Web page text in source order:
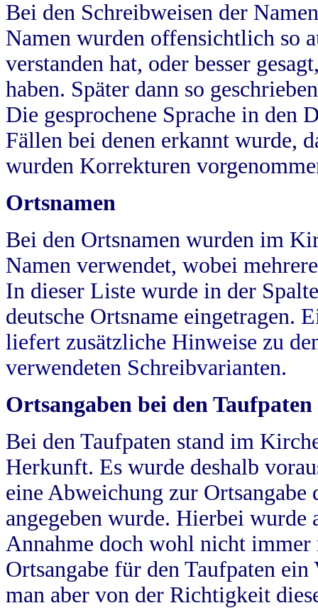
Bei den Schreibweisen der
Namen wurden offensichtlich so
verstanden hat, oder besser
haben. Später dann so
Die gesprochene Sprache in
Fällen bei denen erkannt wurde,
wurden Korrekturen
Ortsnamen
Bei den Ortsnamen wurden im
Namen verwendet, wobei
In dieser Liste wurde in der
deutsche Ortsname eingetragen.
liefert zusätzliche Hinweise zu
verwendeten Schreibvarianten.
Ortsangaben bei den Taufpaten
Bei den Taufpaten stand im
Herkunft. Es wurde deshalb
eine Abweichung zur
angegeben wurde. Hierbei wurde
Annahme doch wohl nicht
Ortsangabe für den Taufpaten
man aber von der Richtigkeit